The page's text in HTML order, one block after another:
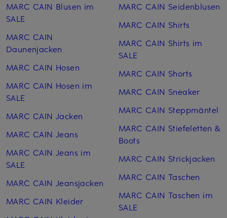
MARC CAIN Blusen im
SALE
MARC CAIN
Daunenjacken
MARC CAIN Hosen
MARC CAIN Hosen im
SALE
MARC CAIN Jacken
MARC CAIN Jeans
MARC CAIN Jeans im
SALE
MARC CAIN Jeansjacken
MARC CAIN Kleider
MARC CAIN Seiden­blusen
MARC CAIN Shirts
MARC CAIN Shirts im
SALE
MARC CAIN Shorts
MARC CAIN Sneaker
MARC CAIN Steppmäntel
MARC CAIN Stiefeletten &
Boots
MARC CAIN Strickjacken
MARC CAIN Taschen
MARC CAIN Taschen im
SALE